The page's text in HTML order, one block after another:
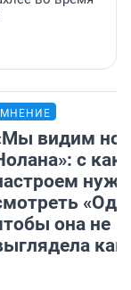
МНЕНИЕ
видим
с
она не
как